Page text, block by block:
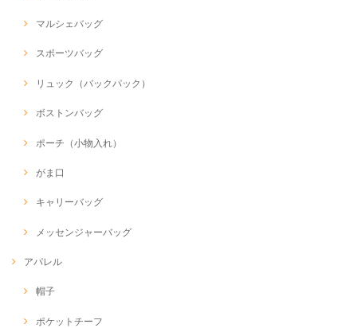
マルシェバッグ
スポーツバッグ
リュック（バックパック）
ボストンバッグ
ポーチ（小物入れ）
がま口
キャリーバッグ
メッセンジャーバッグ
アパレル
帽子
ポケットチーフ